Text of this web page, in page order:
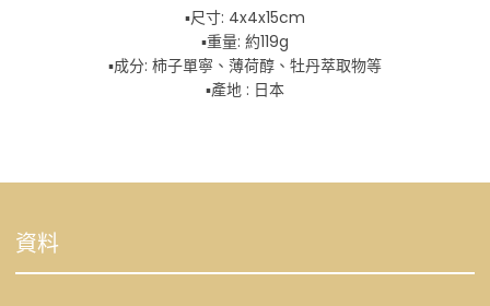
▪️尺寸: 4x4x15cm
▪️重量: 約119g
▪️成分: 柿子單寧、薄荷醇、牡丹萃取物等
▪️產地 : 日本
資料